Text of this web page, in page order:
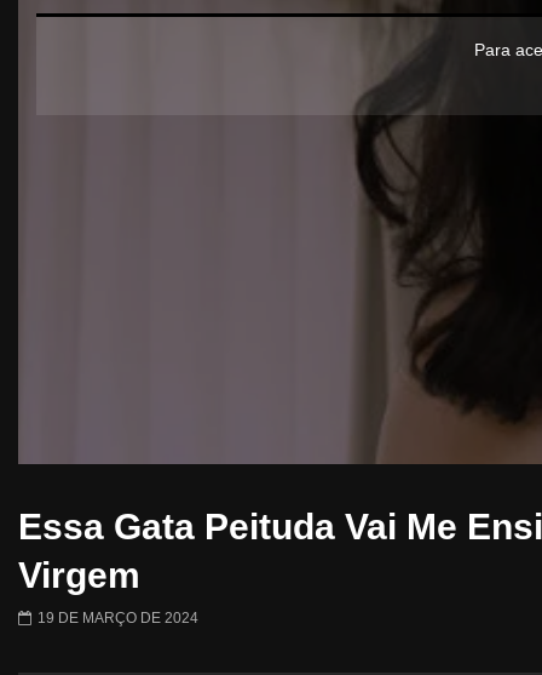
Para
Essa Gata Peituda Vai Me
Virgem
19 DE MARÇO DE 2024